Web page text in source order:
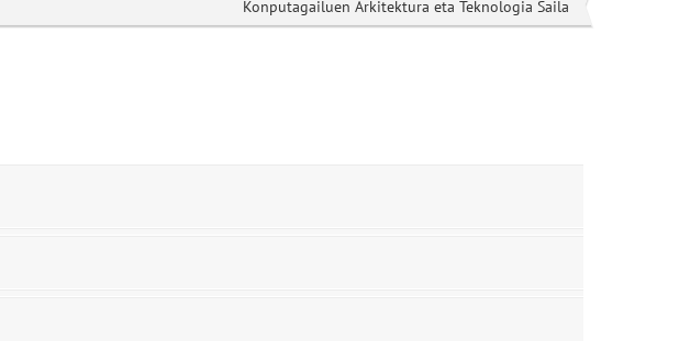
Konputagailuen Arkitektura eta Teknologia Saila